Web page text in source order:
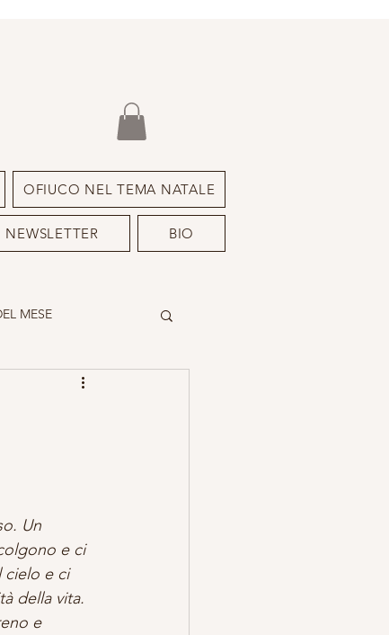
OFIUCO NEL TEMA NATALE
NEWSLETTER BIO
MESE
DEIMON ISPIRATORE
Un
e ci
cielo e ci
della vita.
e